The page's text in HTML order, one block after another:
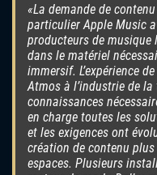
«La demande de
particulier Apple Music
producteurs de
dans le matériel
immersif. L’expérience
Atmos à l’industrie de
connaissances
en charge toutes les
et les exigences ont
création de contenu
espaces. Plusieurs